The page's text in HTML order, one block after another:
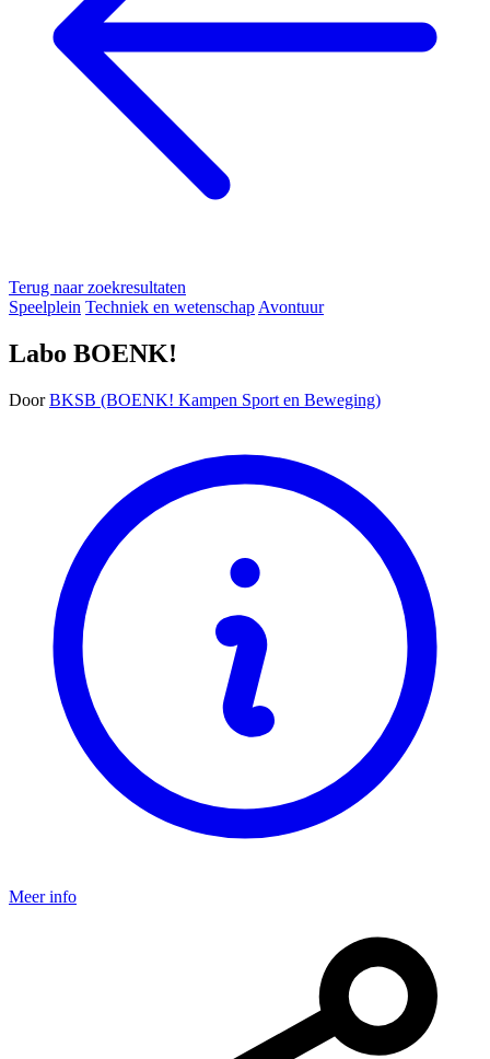
Terug naar zoekresultaten
Speelplein Techniek en wetenschap Avontuur
Labo BOENK!
Door BKSB (BOENK! Kampen Sport en Beweging)
Meer info